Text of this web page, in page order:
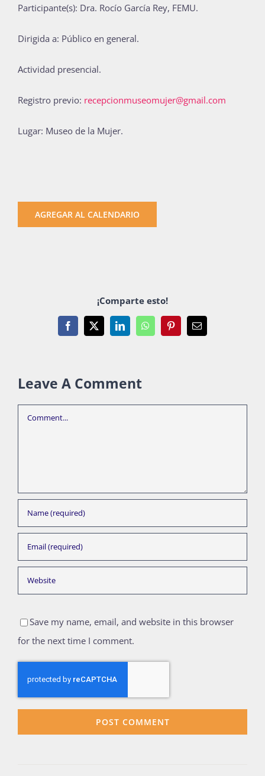
Participante(s): Dra. Rocío García Rey, FEMU.
Dirigida a: Público en general.
Actividad presencial.
Registro previo: recepcionmuseomujer@gmail.com
Lugar: Museo de la Mujer.
AGREGAR AL CALENDARIO
¡Comparte esto!
Facebook
X LinkedInWhatsAppPinterestEmail
Leave A Comment
Comment
Save my name, email, and website in this browser
for the next time I comment.